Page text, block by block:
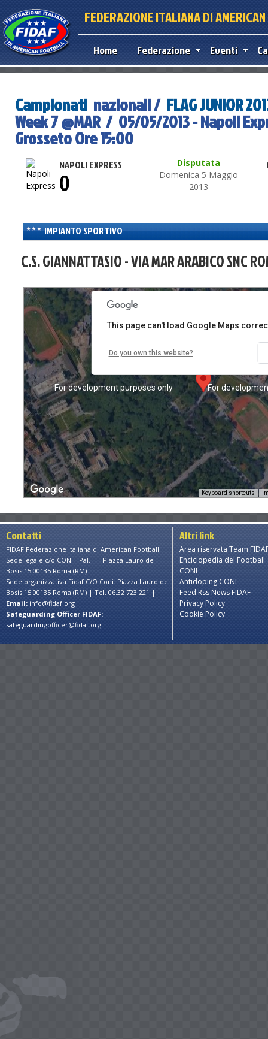
FEDERAZIONE ITALIANA DI
Home Federazione Eventi
Campionati nazionali / FLAG JUNIOR
Week 7 @MAR / 05/05/2013 - Napoli
Grosseto Ore 15:00
NAPOLI EXPRESS
Disputata
Domenica 5 Maggio
2013
0
IMPIANTO SPORTIVO
C.S. GIANNATTASIO - VIA MAR ARABICO SNC
For
For
For development purposes only
For
For development purposes only
only
Keyboard shortcuts
This page can't load Google Maps
Do you own this website?
Contatti
FIDAF Federazione Italiana di American Football
Sede legale c/o CONI - Pal. H - Piazza Lauro de
Bosis 15 00135 Roma (RM)
Sede organizzativa Fidaf C/O Coni: Piazza Lauro de
Bosis 15 00135 Roma (RM) | Tel. 06.32 723 221 |
Email: info@fidaf.org
Safeguarding Officer FIDAF:
safeguardingofficer@fidaf.org
Altri link
Area riservata Team
Enciclopedia del Football
CONI
Antidoping CONI
Feed Rss News FIDAF
Privacy Policy
Cookie Policy